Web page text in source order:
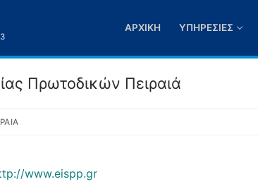
ΑΡΧΙΚΉ ΥΠΗΡΕΣΊΕΣ
Πρωτοδικών Πειραιά
www.eispp.gr